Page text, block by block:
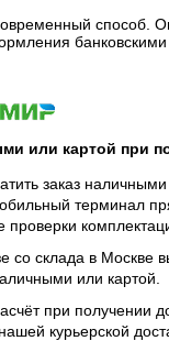
способ.
банковскими
или картой при
заказ наличными
терминал
проверки
со склада в Москве
или картой.
при получении
курьерской